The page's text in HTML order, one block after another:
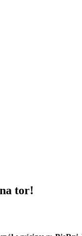
tor!